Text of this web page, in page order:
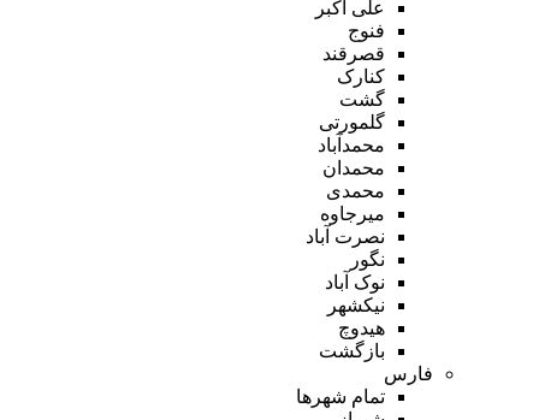
علی اکبر
فنوج
قصرقند
کنارک
گشت
گلمورتی
محمدآباد
محمدان
محمدی
میرجاوه
نصرت آباد
نگور
نوک آباد
نیکشهر
هیدوچ
بازگشت
فارس
تمام شهر‌ها